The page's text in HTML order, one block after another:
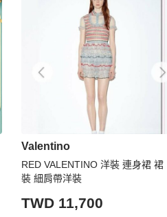
Valentino
RED VALENTINO 洋裝 連身裙 裙
裝 細肩帶洋裝
TWD 11,700